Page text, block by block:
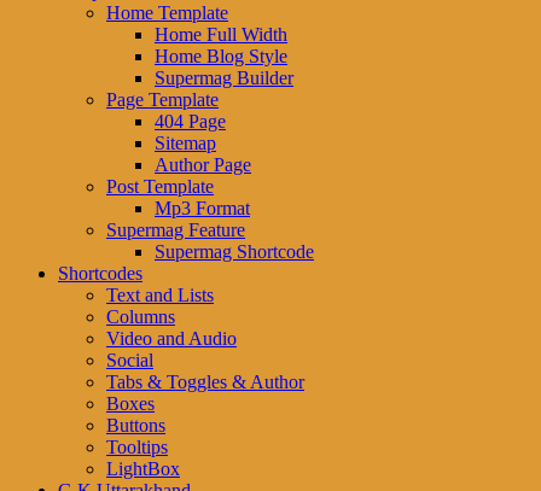
Home Template
Home Full Width
Home Blog Style
Supermag Builder
Page Template
404 Page
Sitemap
Author Page
Post Template
Mp3 Format
Supermag Feature
Supermag Shortcode
Shortcodes
Text and Lists
Columns
Video and Audio
Social
Tabs & Toggles & Author
Boxes
Buttons
Tooltips
LightBox